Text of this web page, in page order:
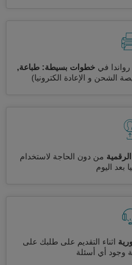
في خطوات بسيطة: طباعة,
الشحن و الإعادة الكترونيا)
من دون الحاجة لاستخدام
بعد اليوم
اثناء التقديم على طلبك على
وجود أي أسئلة